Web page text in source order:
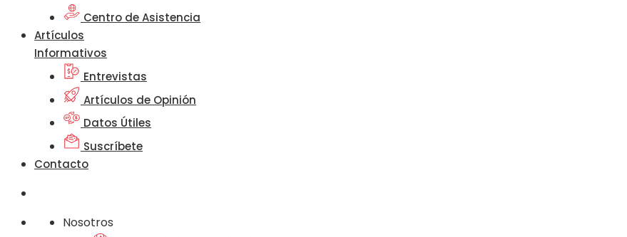
Centro de Asistencia
Artículos
Informativos
Entrevistas
Artículos de Opinión
Datos Útiles
Suscríbete
Contacto
Nosotros